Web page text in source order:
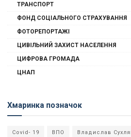
ТРАНСПОРТ
ФОНД СОЦІАЛЬНОГО СТРАХУВАННЯ
ФОТОРЕПОРТАЖІ
ЦИВІЛЬНИЙ ЗАХИСТ НАСЕЛЕННЯ
ЦИФРОВА ГРОМАДА
ЦНАП
Хмаринка позначок
Covid- 19 ВПО Владислав